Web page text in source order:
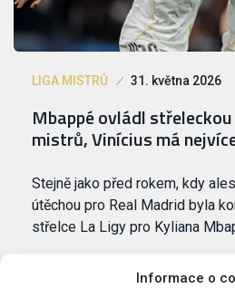
Informace o
LIGA MISTRŮ 31. května 2026
Mbappé ovládl
mistrů, Vinícius má
Stejně jako před rokem, kdy
útěchou pro Real Madrid byla
střelce La Ligy pro Kyliana